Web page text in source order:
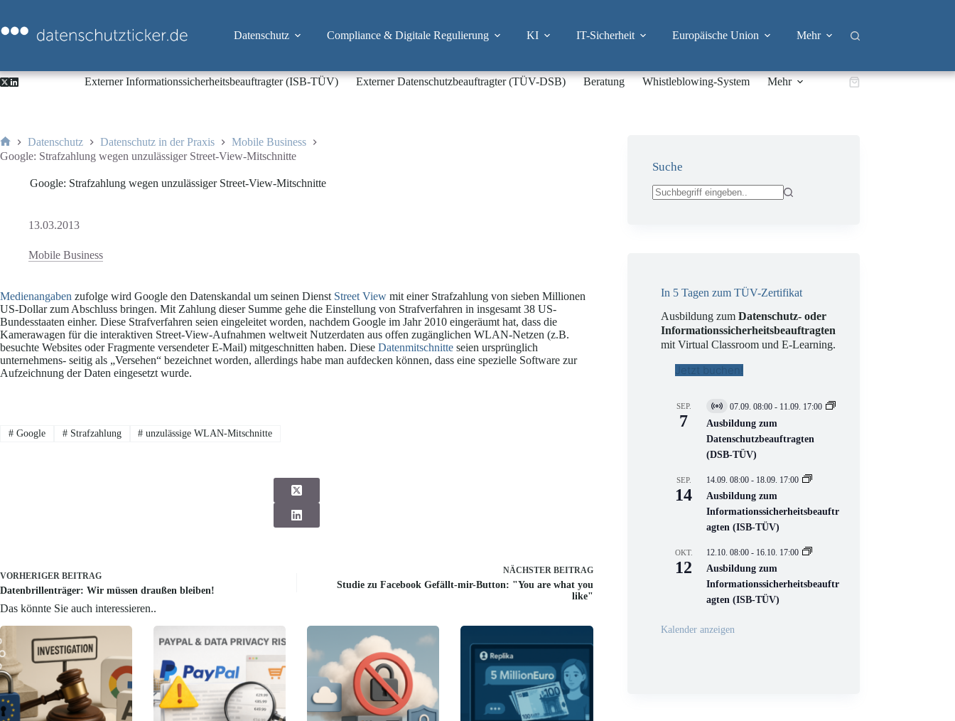
springen
Datenschutz Compliance & Digitale Regulierung KI IT-Sicherheit Europäische Union Mehr
Externer Informationssicherheitsbeauftragter (ISB-TÜV) Externer Datenschutzbeauftragter (TÜV-DSB) Beratung Whistleblowing-System Mehr Warenkorb
Start
Datenschutz Datenschutz in der Praxis
Mobile Business
Google: Strafzahlung wegen unzulässiger Street-View-Mitschnitte
Google: Strafzahlung wegen unzulässiger Street-View-Mitschnitte
13.03.2013
Mobile Business
Medienangaben zufolge wird Google den Datenskandal um seinen Dienst Street View mit einer Strafzahlung von sieben Millionen
US-Dollar zum Abschluss bringen. Mit Zahlung dieser Summe gehe die Einstellung von Strafverfahren in insgesamt 38 US-
Bundesstaaten einher. Diese Strafverfahren seien eingeleitet worden, nachdem Google im Jahr 2010 eingeräumt hat, dass die
Kamerawagen für die interaktiven Street-View-Aufnahmen weltweit Nutzerdaten aus offen zugänglichen WLAN-Netzen (z.B.
besuchte Websites oder Fragmente versendeter E-Mail) mitgeschnitten haben. Diese Datenmitschnitte seien ursprünglich
unternehmens- seitig als „Versehen“ bezeichnet worden, allerdings habe man aufdecken können, dass eine spezielle Software zur
Aufzeichnung der Daten eingesetzt wurde.
#Google #Strafzahlung # unzulässige WLAN-Mitschnitte
VORHERIGER BEITRAG
Datenbrillenträger: Wir müssen draußen bleiben!
NÄCHSTER BEITRAG
Studie zu Facebook Gefällt-mir-Button: "You are what you
like"
Das könnte Sie auch interessieren..
Suche
In 5 Tagen zum TÜV-Zertifikat
Ausbildung zumDatenschutz- oder
Informationssicherheitsbeauftragten
mit Virtual Classroom und E-Learning.
Jetzt buchen!
SEP.
7
V
i
t
u
l
V
e
r
n
s
t
a
t
n
07.09. 08:00 - 11.09. 17:00
Ausbildung zum
Datenschutzbeauftragten
(DSB-TÜV)
SEP.
14
14.09. 08:00 - 18.09. 17:00
Ausbildung zum
Informationssicherheitsbeauftr
agten (ISB-TÜV)
OKT.
12
12.10. 08:00 - 16.10. 17:00
Ausbildung zum
Informationssicherheitsbeauftr
agten (ISB-TÜV)
Kalender anzeigen